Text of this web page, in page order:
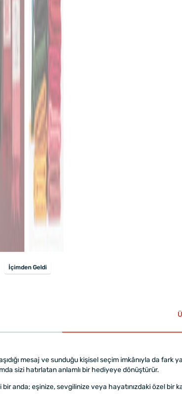
İçimden Geldi
mesaj ve sunduğu kişisel seçim imkânıyla da
sizi hatırlatan anlamlı bir hediyeye dönüştürür.
anda; eşinize, sevgilinize veya hayatınızdaki özel bir